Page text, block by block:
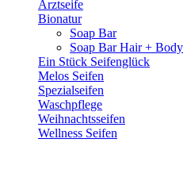
Arztseife
Bionatur
Soap Bar
Soap Bar Hair + Body
Ein Stück Seifenglück
Melos Seifen
Spezialseifen
Waschpflege
Weihnachtsseifen
Wellness Seifen